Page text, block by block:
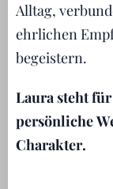
Alltag,
ehrlichen
begeistern.
Laura steht
persönliche
Charakter.